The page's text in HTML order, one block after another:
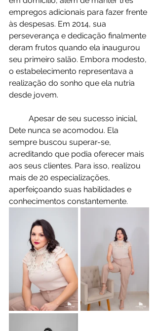
empregos adicionais para fazer frente
às despesas. Em 2014, sua
perseverança e dedicação finalmente
deram frutos quando ela inaugurou
seu primeiro salão. Embora modesto,
o estabelecimento representava a
realização do sonho que ela nutria
desde jovem.
Dete nunca se acomodou. Ela
sempre buscou superar-se,
acreditando que podia oferecer mais
aos seus clientes. Para isso, realizou
mais de 20 especializações,
aperfeiçoando suas habilidades e
conhecimentos constantemente.